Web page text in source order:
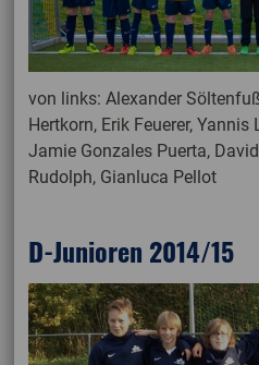
von links: Alexander
Hertkorn, Erik Feuerer,
Jamie Gonzales Puerta,
Rudolph, Gianluca Pellot
D-Junioren 2014/15